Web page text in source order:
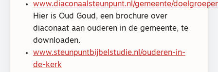
www.diaconaalsteunpunt.nl/gemeente/
Hier is Oud Goud, een brochure over
diaconaat aan ouderen in de gemeente, te
downloaden.
www.steunpuntbijbelstudie.nl/ouderen-in-
de-kerk